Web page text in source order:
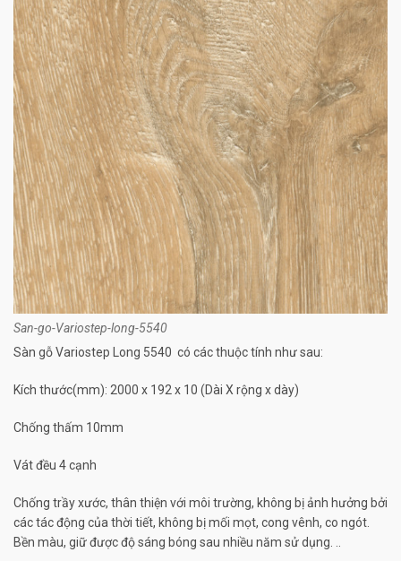
San-go-Variostep-long-5540
Sàn gỗ Variostep Long 5540 có các thuộc tính như sau:
Kích thước(mm): 2000 x 192 x 10 (Dài X rộng x dày)
Chống thấm 10mm
Vát đều 4 cạnh
Chống trầy xước, thân thiện với môi trường, không bị ảnh hưởng bởi
các tác động của thời tiết, không bị mối mọt, cong vênh, co ngót.
Bền màu, giữ được độ sáng bóng sau nhiều năm sử dụng. ..